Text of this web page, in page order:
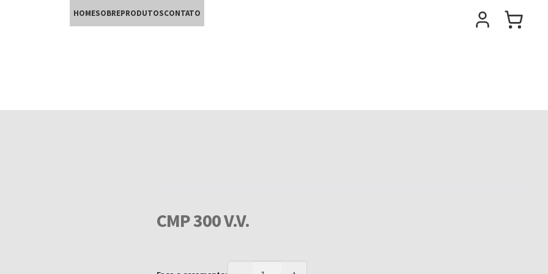
HOMESOBREPRODUTOSCONTATO
CMP 300 V.V.